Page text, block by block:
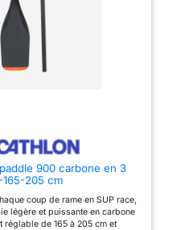
900 carbone en 3
165-205 cm
coup de rame en SUP race,
légère et puissante en carbone
réglable de 165 à 205 cm et